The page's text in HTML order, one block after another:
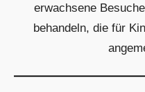
erwachsene
behandeln, die für